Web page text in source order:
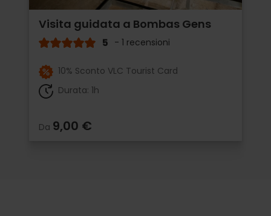
Visita guidata a Bombas Gens
5 - 1 recensioni
10% Sconto VLC Tourist Card
Durata: 1h
Da 9,00 €